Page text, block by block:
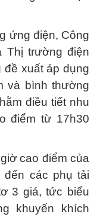
ứng điện, Công
Thị trường điện
đề xuất áp dụng
và bình thường
điều tiết nhu
điểm từ 17h30
cao điểm của
đến các phụ tải
3 giá, tức biểu
khuyến khích